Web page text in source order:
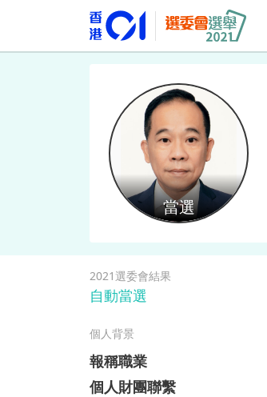
馬煜文
2021選委會結果
自動當選
個人背景
報稱職業
個人財團聯繫